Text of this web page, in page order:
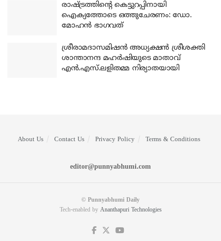
രാഷ്ട്രത്തിന്റെ കെട്ടുറപ്പിനായി
ഐക്യത്തോടെ ഒത്തുചേരണം: ഡോ.
മോഹന്‍ ഭാഗവത്
ശ്രീരാമദാസമിഷന്‍ അധ്യക്ഷന്‍ ശ്രീശക്തി
ശാന്താനന്ദ മഹര്‍ഷിയുടെ മാതാവ്
എന്‍.എസ്.ലളിതമ്മ നിര്യാതയായി
About Us Contact Us Privacy Policy Terms & Conditions
editor@punnyabhumi.com
© Punnyabhumi Daily
Tech-enabled by Ananthapuri Technologies